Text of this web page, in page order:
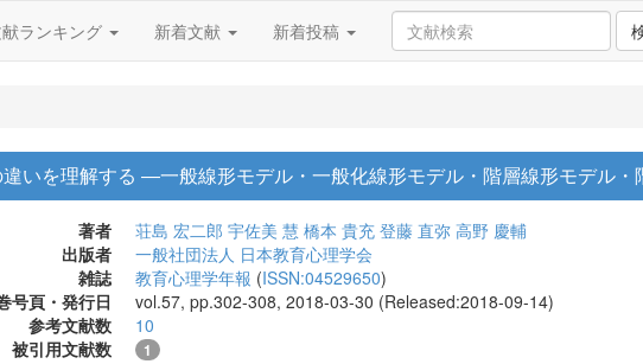
ランキング 新着文献 新着投稿
いを理解する ―一般線形モデル・一般化線形モデル・階層線形モデル
著者 荘島 宏二郎 宇佐美 慧 橋本 貴充 登藤 直弥 高野 慶輔
出版者
一般社団法人 日本教育心理学会
雑誌
教育心理学年報 (ISSN:04529650)
号頁・発行日
vol.57, pp.302-308, 2018-03-30 (Released:2018-09-14)
参考文献数
10
被引用文献数
1